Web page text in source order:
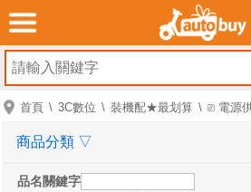
首頁 3C數位 裝機配★最划算 ⎚ 電源
品名關鍵字
商品分類 ▽